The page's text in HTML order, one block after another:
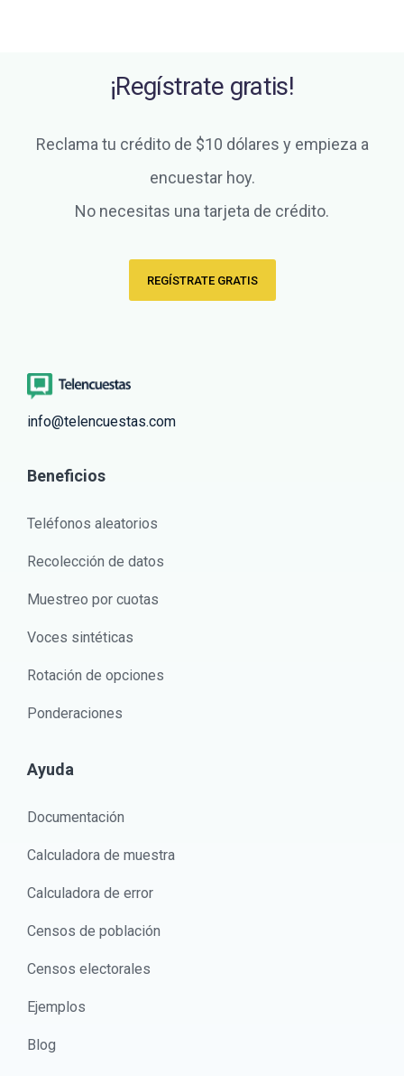
¡Regístrate gratis!
Reclama tu crédito de $10 dólares y empieza a
encuestar hoy.
No necesitas una tarjeta de crédito.
REGÍSTRATE GRATIS
info@telencuestas.com
Beneficios
Teléfonos aleatorios
Recolección de datos
Muestreo por cuotas
Voces sintéticas
Rotación de opciones
Ponderaciones
Ayuda
Documentación
Calculadora de muestra
Calculadora de error
Censos de población
Censos electorales
Ejemplos
Blog